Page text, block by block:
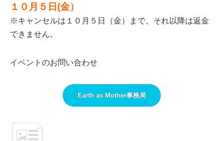
１０月５日(金）
※キャンセルは１０月５日（金）まで。それ以降は返金
できません。
イベントのお問い合わせ
Earth as Mother事務局